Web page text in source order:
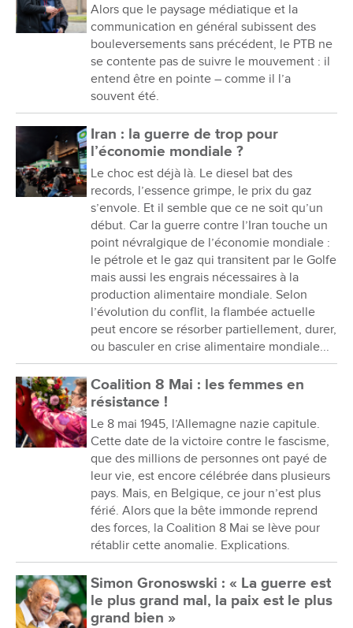
Alors que le paysage médiatique et la
communication en général subissent des
bouleversements sans précédent, le PTB ne
se contente pas de suivre le mouvement : il
entend être en pointe – comme il l’a
souvent été.
Iran : la guerre de trop pour
l’économie mondiale ?
Le choc est déjà là. Le diesel bat des
records, l’essence grimpe, le prix du gaz
s’envole. Et il semble que ce ne soit qu’un
début. Car la guerre contre l’Iran touche un
point névralgique de l’économie mondiale :
le pétrole et le gaz qui transitent par le Golfe
mais aussi les engrais nécessaires à la
production alimentaire mondiale. Selon
l’évolution du conflit, la flambée actuelle
peut encore se résorber partiellement, durer,
ou basculer en crise alimentaire mondiale...
Coalition 8 Mai : les femmes en
résistance !
Le 8 mai 1945, l’Allemagne nazie capitule.
Cette date de la victoire contre le fascisme,
que des millions de personnes ont payé de
leur vie, est encore célébrée dans plusieurs
pays. Mais, en Belgique, ce jour n’est plus
férié. Alors que la bête immonde reprend
des forces, la Coalition 8 Mai se lève pour
rétablir cette anomalie. Explications.
Simon Gronoswski : « La guerre est
le plus grand mal, la paix est le plus
grand bien »